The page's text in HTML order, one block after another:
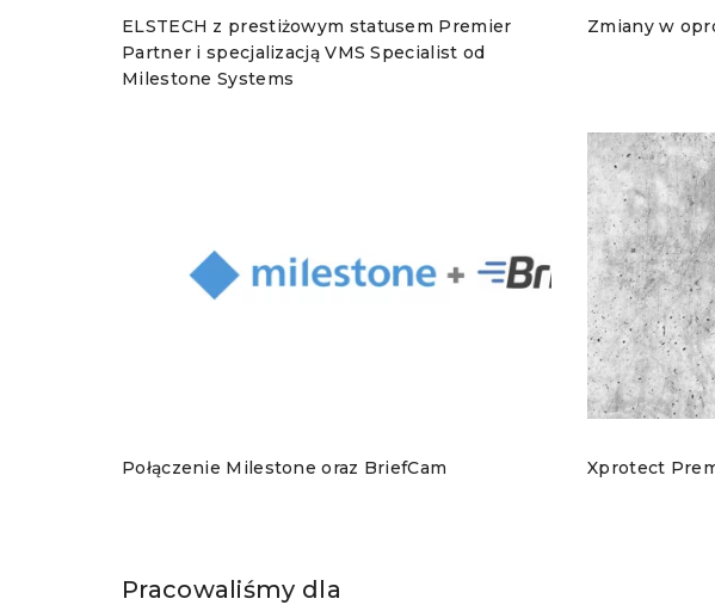
ELSTECH z prestiżowym statusem Premier
Partner i specjalizacją VMS Specialist od
Milestone Systems
Zmiany w
Połączenie Milestone oraz BriefCam Xprotect
Pracowaliśmy dla